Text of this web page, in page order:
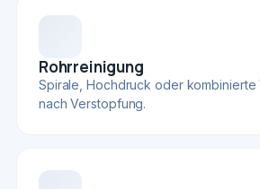
Rohrreinigung
Spirale, Hochdruck oder
nach Verstopfung.